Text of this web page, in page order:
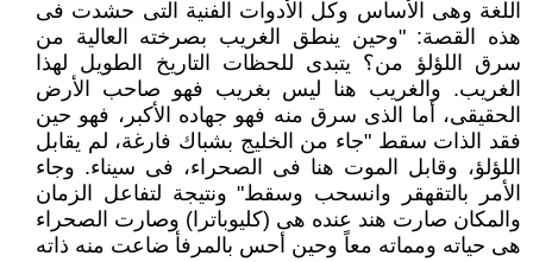
اللغة وهى الأساس وكل الأدوات الفنية التى حشدت فى
هذه القصة: "وحين ينطق الغريب بصرخته العالية من
سرق اللؤلؤ من؟ يتبدى للحظات التاريخ الطويل لهذا
الغريب. والغريب هنا ليس بغريب فهو صاحب الأرض
الحقيقى، أما الذى سرق منه فهو جهاده الأكبر، فهو حين
فقد الذات سقط "جاء من الخليج بشباك فارغة، لم يقابل
اللؤلؤ، وقابل الموت هنا فى الصحراء، فى سيناء. وجاء
الأمر بالتقهقر وانسحب وسقط" ونتيجة لتفاعل الزمان
والمكان صارت هند عنده هى (كليوباترا) وصارت الصحراء
هى حياته ومماته معاً وحين أحس بالمرفأ ضاعت منه ذاته